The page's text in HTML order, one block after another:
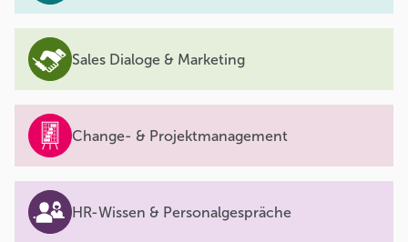
Sales Dialoge & Marketing
Change- & Projektmanagement
HR-Wissen & Personalgespräche